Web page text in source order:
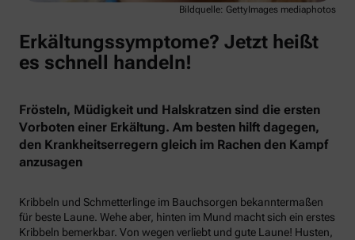
Bildquelle: GettyImages mediaphotos
Erkältungssymptome? Jetzt heißt
es schnell handeln!
Frösteln, Müdigkeit und Halskratzen sind die ersten
Vorboten einer Erkältung. Am besten hilft dagegen,
den Krankheitserregern gleich im Rachen den Kampf
anzusagen
Kribbeln und Schmetterlinge im Bauchsorgen bekanntermaßen
für beste Laune. Wehe aber, hinten im Mund macht sich ein erstes
Kribbeln bemerkbar. Von wegen verliebt und gute Laune! Husten,